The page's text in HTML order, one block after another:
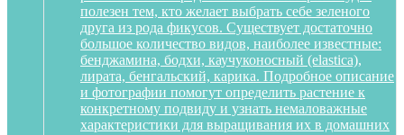
полезен тем, кто желает выбрать себе зеленого
друга из рода фикусов. Существует достаточно
большое количество видов, наиболее известные:
бенджамина, бодхи, каучуконосный (elastica),
лирата, бенгальский, карика. Подробное описание
и фотографии помогут определить растение к
конкретному подвиду и узнать немаловажные
характеристики для выращивания их в домашних